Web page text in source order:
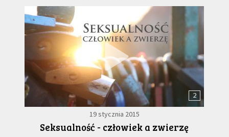
2
19 stycznia 2015
Seksualność - człowiek a zwierzę